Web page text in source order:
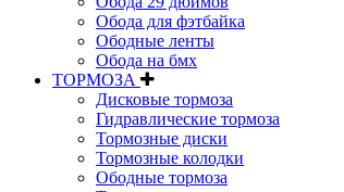
Обода для фэтбайка
Ободные ленты
Обода на бмх
ТОРМОЗА
Дисковые тормоза
Гидравлические тормоза
Тормозные диски
Тормозные колодки
Ободные тормоза